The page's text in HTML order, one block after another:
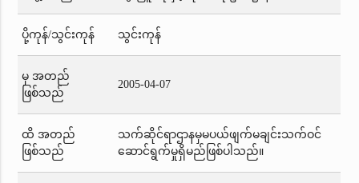
ပို့ကုန်/သွင်းကုန် သွင်းကုန်
မှ အတည်
ဖြစ်သည်
2005-04-07
ထိ အတည်
ဖြစ်သည်
သက်ဆိုင်ရာဌာနမှမပယ်ဖျက်မချင်းသက်ဝင်
ဆောင်ရွက်မှုရှိမည်ဖြစ်ပါသည်။